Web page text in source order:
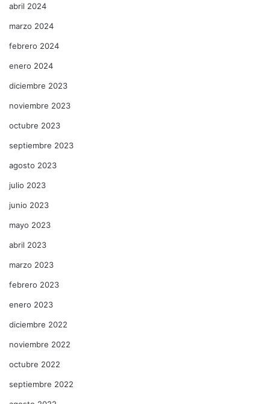
abril 2024
marzo 2024
febrero 2024
enero 2024
diciembre 2023
noviembre 2023
octubre 2023
septiembre 2023
agosto 2023
julio 2023
junio 2023
mayo 2023
abril 2023
marzo 2023
febrero 2023
enero 2023
diciembre 2022
noviembre 2022
octubre 2022
septiembre 2022